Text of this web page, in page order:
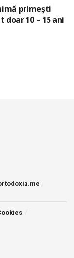
primești
doar 10 – 15 ani